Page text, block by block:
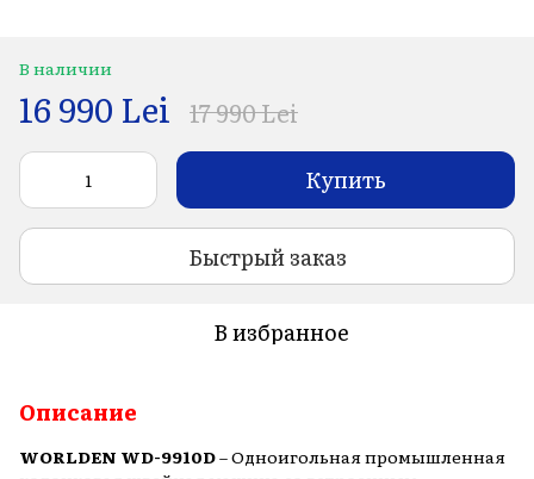
В наличии
16 990 Lei 17 990 Lei
Купить
Быстрый заказ
В избранное
Описание
WORLDEN WD-9910D– Одноигольная промышленная